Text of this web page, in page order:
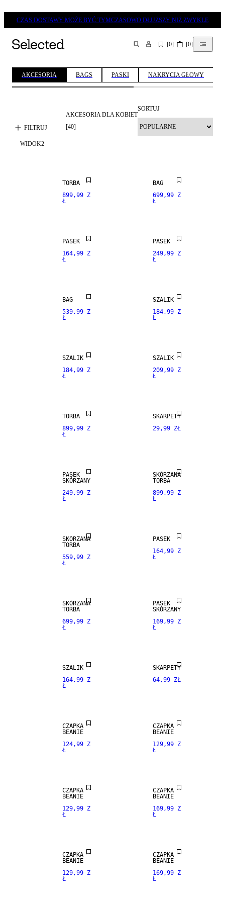
CZAS DOSTAWY MOŻE BYĆ TYMCZASOWO DŁUŻSZY NIŻ ZWYKLE
SZUKAJ [0] [0]
AKCESORIA BAGS PASKI NAKRYCIA GŁOWY
FILTRUJ
AKCESORIA DLA KOBIET
[40]
SORTUJ
WIDOK2
NOWOŚCI
TORBA
899,99 Z
Ł
NOWOŚCI
BAG
699,99 Z
Ł
NOWOŚCI
PREMIUM
PASEK
164,99 Z
Ł
NOWOŚCI
PREMIUM
PASEK
249,99 Z
Ł
NOWOŚCI
PREMIUM
BAG
539,99 Z
Ł
SZALIK
184,99 Z
Ł
SZALIK
184,99 Z
Ł
NOWOŚCI
PREMIUM
SZALIK
209,99 Z
Ł
PRAWDZIWA
SKÓRA
PREMIUM
TORBA
899,99 Z
Ł
SKARPETY
29,99 ZŁ
NOWOŚCI
PREMIUM
PASEK
SKÓRZANY
249,99 Z
Ł
PRAWDZIWA
SKÓRA
SKÓRZANA
TORBA
899,99 Z
Ł
SKÓRZANA
TORBA
559,99 Z
Ł
PRAWDZIWA
SKÓRA
PREMIUM
PASEK
164,99 Z
Ł
PRAWDZIWA
SKÓRA
PREMIUM
SKÓRZANA
TORBA
699,99 Z
Ł
PRAWDZIWA
PASEK
SKÓRZANY
169,99 Z
Ł
100%
KASZMIR
PREMIUM
SZALIK
164,99 Z
Ł
SKARPETY
64,99 ZŁ
MIESZANKA
MERINO
PREMIUM
CZAPKA
BEANIE
124,99 Z
Ł
CZAPKA
BEANIE
129,99 Z
Ł
CZAPKA
BEANIE
129,99 Z
Ł
MIESZANKA
ALPAKI
PREMIUM
CZAPKA
BEANIE
169,99 Z
Ł
CZAPKA
BEANIE
129,99 Z
Ł
MIESZANKA
ALPAKI
PREMIUM
CZAPKA
BEANIE
169,99 Z
Ł
MIESZANKA
ALPAKI
PREMIUM